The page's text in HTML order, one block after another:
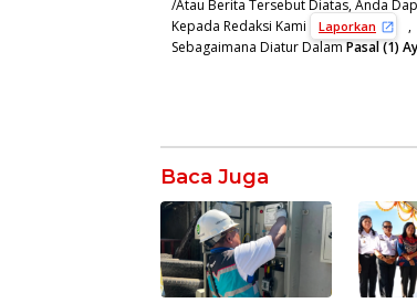
/Atau Berita Tersebut Diatas, Anda
Kepada Redaksi Kami
Laporkan
,
Sebagaimana Diatur Dalam Pasal (1)
Baca Juga